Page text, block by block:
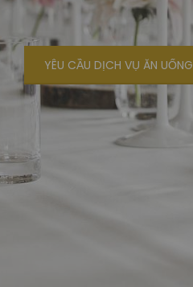
YÊU CẦU DỊCH VỤ ĂN UỐNG